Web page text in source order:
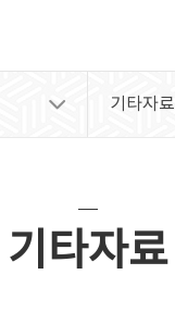
기타자료
기타자료